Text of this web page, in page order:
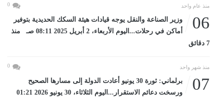
منذ عام واحد 0
06
وزير الصناعة والنقل يوجه قيادات هيئة السكك الحديدية بتوفير
أماكن في رحلات...اليوم الأربعاء، 2 أبريل 2025 08:11 صـ منذ
7 دقائق
منذ شهر واحد 0
07
برلماني: ثورة 30 يونيو أعادت الدولة إلى مسارها الصحيح
ورسخت دعائم الاستقرار...اليوم الثلاثاء، 30 يونيو 2026 01:21